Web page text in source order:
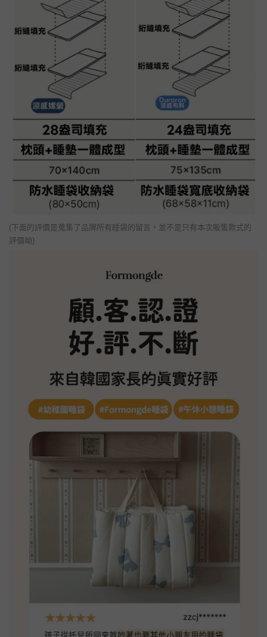
(下面的評價是蒐集了品牌所有睡袋的留言，並不是只有本次販售款式的
評價呦)